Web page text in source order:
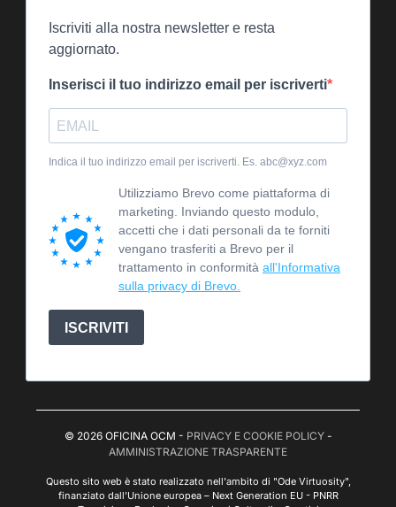
Iscriviti alla nostra newsletter e resta
aggiornato.
Inserisci il tuo indirizzo email per iscriverti
Indica il tuo indirizzo email per iscriverti. Es. abc@xyz.com
Utilizziamo Brevo come piattaforma di
marketing. Inviando questo modulo,
accetti che i dati personali da te forniti
vengano trasferiti a Brevo per il
trattamento in conformità all'Informativa
sulla privacy di Brevo.
ISCRIVITI
© 2026 OFICINA OCM - PRIVACY E COOKIE POLICY-
AMMINISTRAZIONE TRASPARENTE
Questo sito web è stato realizzato nell'ambito di "Ode Virtuosity",
finanziato dall'Unione europea – Next Generation EU - PNRR